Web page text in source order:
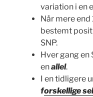
variation i en
Når mere
bestemt
SNP.
Hver gang en
enallel.
I en tidligere
forskellige